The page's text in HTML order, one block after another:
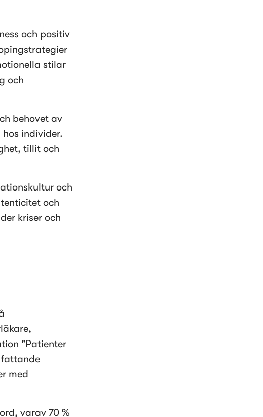
och positiv
stilar
och
behovet av
individer.
tillit och
och
och
kriser och
"Patienter
med
varav 70 %